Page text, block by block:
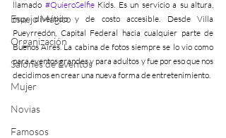
Espejo Mágico
Organización
Salones de Eventos
Mujer
Novias
Famosos
llamado #QuieroSelfie Kids. Es un servicio a su altura,
muy divertido y de costo accesible. Desde Villa
Pueyrredón, Capital Federal hacia cualquier parte de
Buenos Aires. La cabina de fotos siempre se lo vio como
para eventos grandes y para adultos y fue por eso que nos
decidimos en crear una nueva forma de entretenimiento.